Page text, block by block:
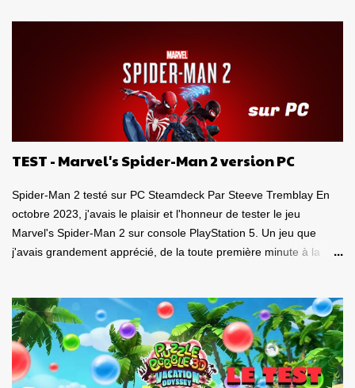
o
TEST - Marvel's Spider-Man 2 version PC
Spider-Man 2 testé sur PC Steamdeck Par Steeve Tremblay En
octobre 2023, j'avais le plaisir et l'honneur de tester le jeu
Marvel's Spider-Man 2 sur console PlayStation 5. Un jeu que
j'avais grandement apprécié, de la toute première minute à la
Pour revoir mon test, c'est par ici . Lorsque PlayStation Canada
nous a contacté il y a deux semaines pour faire le test de la
version PC, laquelle a vu le jour le 30 janvier dernier, je me suis
tout de suite dit : Ça serait génial d'y retourner, mais de façon
portable! Ouiiii, vous l'aurez deviné, je suis plongé dans le test de